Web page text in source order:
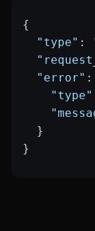
{
  "type"
:
  "error"
    "type"
  }
}